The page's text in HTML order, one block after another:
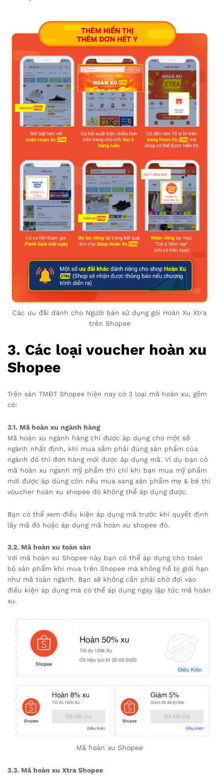
Các ưu đãi dành cho Người bán sử dụng gói Hoàn Xu Xtra
trên Shopee
3. Các loại voucher hoàn xu
Shopee
Trên sàn TMĐT Shopee hiện nay có 3 loại mã hoàn xu, gồm
có:
3.1. Mã hoàn xu ngành hàng
Mã hoàn xu ngành hàng chỉ được áp dụng cho một số
ngành nhất định, khi mua sắm phải đúng sản phẩm của
ngành đó thì đơn hàng mới được áp dụng mã. Ví dụ bạn có
mã hoàn xu ngành mỹ phẩm thì chỉ khi bạn mua mỹ phẩm
mới được áp dùng còn nếu mua sang sản phẩm mẹ & bé thì
voucher hoàn xu shopee đó không thể áp dụng được.
Bạn có thể xem điều kiện áp dụng mã trước khi quyết định
lấy mã đó hoặc áp dụng mã hoàn xu shopee đó.
3.2. Mã hoàn xu toàn sàn
Với mã hoàn xu Shopee này bạn có thể áp dụng cho toàn
bộ sản phẩm khi mua trên Shopee mà không hề bị giới hạn
như mã toàn ngành. Bạn sẽ không cần phải chờ đợi vào
điều kiện áp dụng mà có thể áp dụng ngay lập tức mã hoàn
xu.
Mã hoàn xu Shopee
3.3. Mã hoàn xu Xtra Shopee